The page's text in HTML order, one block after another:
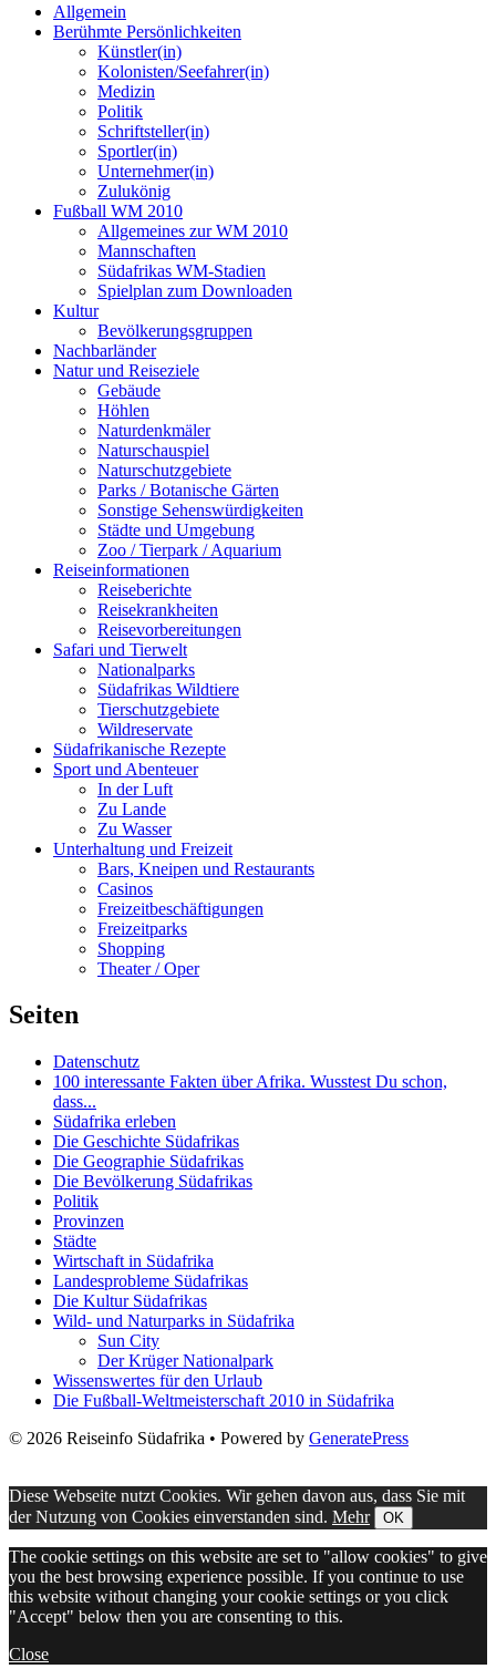
Allgemein
Berühmte Persönlichkeiten
Künstler(in)
Kolonisten/Seefahrer(in)
Medizin
Politik
Schriftsteller(in)
Sportler(in)
Unternehmer(in)
Zulukönig
Fußball WM 2010
Allgemeines zur WM 2010
Mannschaften
Südafrikas WM-Stadien
Spielplan zum Downloaden
Kultur
Bevölkerungsgruppen
Nachbarländer
Natur und Reiseziele
Gebäude
Höhlen
Naturdenkmäler
Naturschauspiel
Naturschutzgebiete
Parks / Botanische Gärten
Sonstige Sehenswürdigkeiten
Städte und Umgebung
Zoo / Tierpark / Aquarium
Reiseinformationen
Reiseberichte
Reisekrankheiten
Reisevorbereitungen
Safari und Tierwelt
Nationalparks
Südafrikas Wildtiere
Tierschutzgebiete
Wildreservate
Südafrikanische Rezepte
Sport und Abenteuer
In der Luft
Zu Lande
Zu Wasser
Unterhaltung und Freizeit
Bars, Kneipen und Restaurants
Casinos
Freizeitbeschäftigungen
Freizeitparks
Shopping
Theater / Oper
Seiten
Datenschutz
100 interessante Fakten über Afrika. Wusstest Du schon,
dass...
Südafrika erleben
Die Geschichte Südafrikas
Die Geographie Südafrikas
Die Bevölkerung Südafrikas
Politik
Provinzen
Städte
Wirtschaft in Südafrika
Landesprobleme Südafrikas
Die Kultur Südafrikas
Wild- und Naturparks in Südafrika
Sun City
Der Krüger Nationalpark
Wissenswertes für den Urlaub
Die Fußball-Weltmeisterschaft 2010 in Südafrika
© 2026 Reiseinfo Südafrika • Powered by GeneratePress
Diese Webseite nutzt Cookies. Wir gehen davon aus, dass Sie mit
der Nutzung von Cookies einverstanden sind. Mehr OK
The cookie settings on this website are set to "allow cookies" to give
you the best browsing experience possible. If you continue to use
this website without changing your cookie settings or you click
"Accept" below then you are consenting to this.
Close